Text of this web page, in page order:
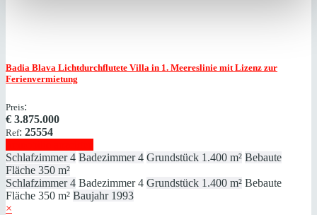
Badia Blava Lichtdurchflutete Villa in 1. Meereslinie mit Lizenz zur
Ferienvermietung
Preis:
€ 3.875.000
Ref: 25554
Schlafzimmer 4 Badezimmer 4 Grundstück 1.400 m² Bebaute
Fläche 350 m²
Schlafzimmer 4 Badezimmer 4 Grundstück 1.400 m² Bebaute
Fläche 350 m² Baujahr 1993
×